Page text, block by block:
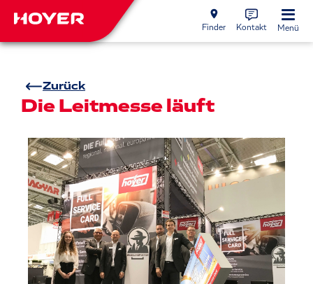
Finder Kontakt Menü
Zurück
Die Leitmesse läuft